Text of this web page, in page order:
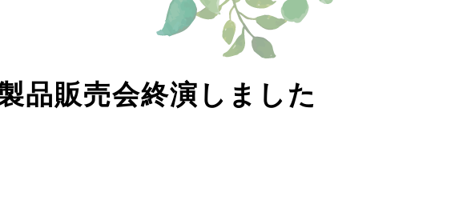
品販売会終演しました